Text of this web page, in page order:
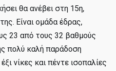
θα ανέβει στη 15η,
Είναι ομάδα έδρας,
23 από τους 32 βαθμούς
πολύ καλή παράδοση
νίκες και πέντε ισοπαλίες